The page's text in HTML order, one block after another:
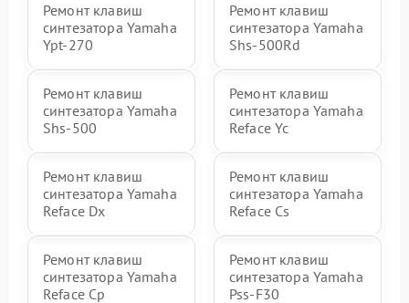
Ремонт клавиш
синтезатора Yamaha
Ypt-270
Ремонт клавиш
синтезатора Yamaha
Shs-500Rd
Ремонт клавиш
синтезатора Yamaha
Shs-500
Ремонт клавиш
синтезатора Yamaha
Reface Yc
Ремонт клавиш
синтезатора Yamaha
Reface Dx
Ремонт клавиш
синтезатора Yamaha
Reface Cs
Ремонт клавиш
синтезатора Yamaha
Reface Cp
Ремонт клавиш
синтезатора Yamaha
Pss-F30